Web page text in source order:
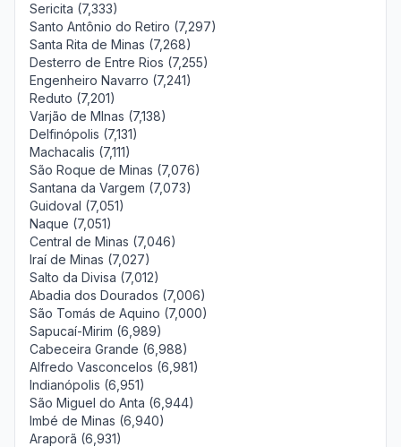
Sericita (7,333)
Santo Antônio do Retiro (7,297)
Santa Rita de Minas (7,268)
Desterro de Entre Rios (7,255)
Engenheiro Navarro (7,241)
Reduto (7,201)
Varjão de MInas (7,138)
Delfinópolis (7,131)
Machacalis (7,111)
São Roque de Minas (7,076)
Santana da Vargem (7,073)
Guidoval (7,051)
Naque (7,051)
Central de Minas (7,046)
Iraí de Minas (7,027)
Salto da Divisa (7,012)
Abadia dos Dourados (7,006)
São Tomás de Aquino (7,000)
Sapucaí-Mirim (6,989)
Cabeceira Grande (6,988)
Alfredo Vasconcelos (6,981)
Indianópolis (6,951)
São Miguel do Anta (6,944)
Imbé de Minas (6,940)
Araporã (6,931)